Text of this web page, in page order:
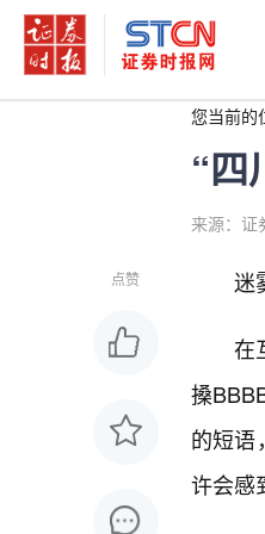
您当前的
“四
来源：证
点赞 迷
在
搡
的短语
许会感